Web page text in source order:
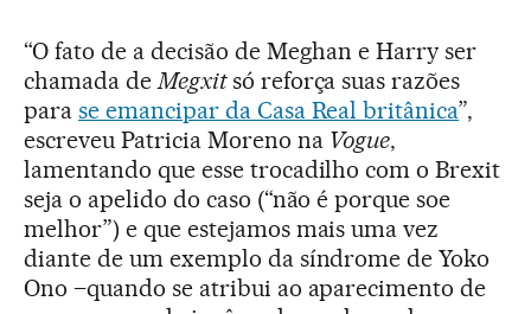
“O fato de a decisão de Meghan e Harry ser
chamada deMegxitsó reforça suas razões
para se emancipar da Casa Real britânica”,
escreveu Patricia Moreno na Vogue,
lamentando que esse trocadilho com o Brexit
seja o apelido do caso (“não é porque soe
melhor”) e que estejamos mais uma vez
diante de um exemplo da síndrome de Yoko
Ono –quando se atribui ao aparecimento de